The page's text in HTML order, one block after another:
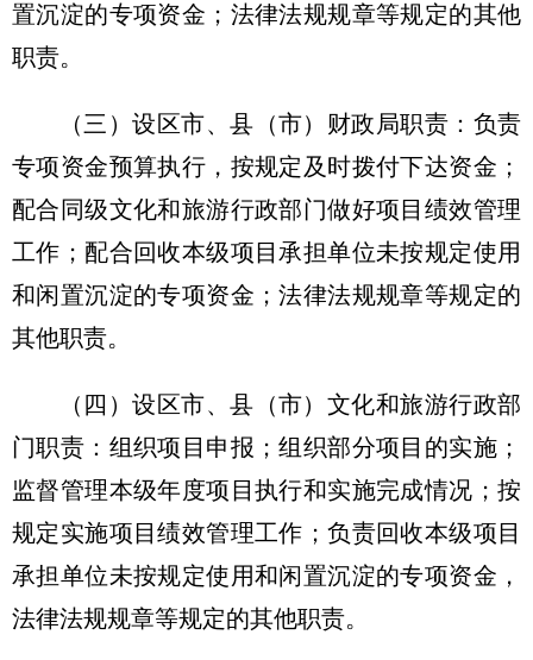
置沉淀的专项资金；法律法规规章等规定的其他
职责。
（三）设区市、县（市）财政局职责：负责
专项资金预算执行，按规定及时拨付下达资金；
配合同级文化和旅游行政部门做好项目绩效管理
工作；配合回收本级项目承担单位未按规定使用
和闲置沉淀的专项资金；法律法规规章等规定的
其他职责。
（四）设区市、县（市）文化和旅游行政部
门职责：组织项目申报；组织部分项目的实施；
监督管理本级年度项目执行和实施完成情况；按
规定实施项目绩效管理工作；负责回收本级项目
承担单位未按规定使用和闲置沉淀的专项资金，
法律法规规章等规定的其他职责。